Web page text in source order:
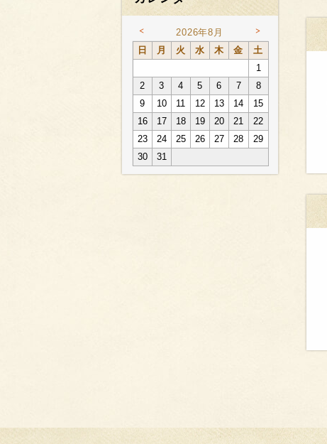
< 2026年8月 >
日 月 火 水 木 金
土
1
2
3 4 5 6 7
8
9
10 11 12 13 14
15
16
17 18 19 20 21
22
23
24 25 26 27 28
29
30
31